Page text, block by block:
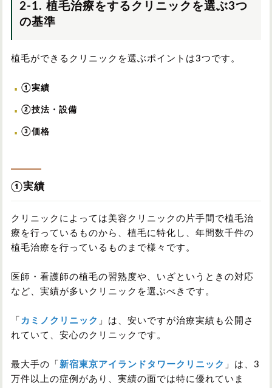
2-1. 植毛治療をするクリニックを選ぶ3つ
の基準
植毛ができるクリニックを選ぶポイントは3つです。
①実績
②技法・設備
③価格
①実績
クリニックによっては美容クリニックの片手間で植毛治
療を行っているものから、植毛に特化し、年間数千件の
植毛治療を行っているものまで様々です。
医師・看護師の植毛の習熟度や、いざというときの対応
など、実績が多いクリニックを選ぶべきです。
「 カミノクリニック 」は、安いですが治療実績も公開さ
れていて、安心のクリニックです。
最大手の「 新宿東京アイランドタワークリニック 」は、3
万件以上の症例があり、実績の面では特に優れていま